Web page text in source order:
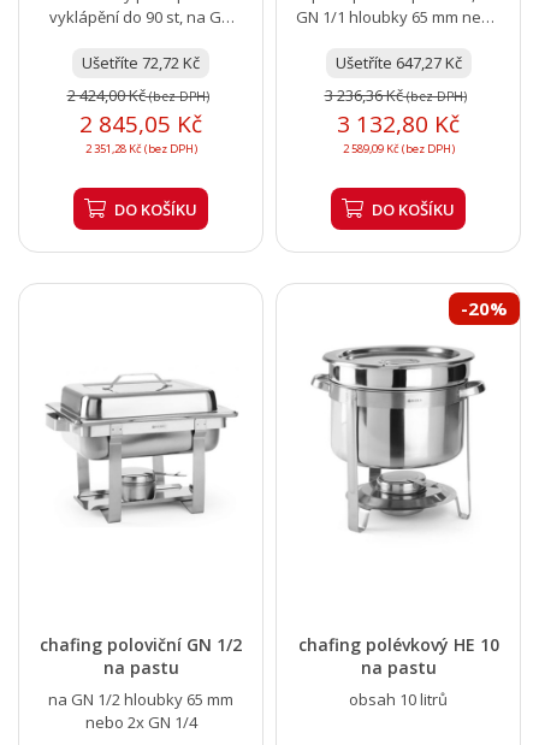
vyklápění do 90 st, na GN
Ušetříte 72,72 Kč
2 424,00 Kč(bez DPH)
2 845,05 Kč
2 351,28 Kč (bez DPH)
DO KOŠÍKU
GN 1/1 hloubky 65 mm nebo
Ušetříte 647,27 Kč
3 236,36 Kč(bez DPH)
3 132,80 Kč
2 589,09 Kč (bez DPH)
DO KOŠÍKU
chafing poloviční GN 1/2
na pastu
na GN 1/2 hloubky 65 mm
nebo 2x GN 1/4
chafing polévkový HE 10
na pastu
obsah 10 litrů
-20%